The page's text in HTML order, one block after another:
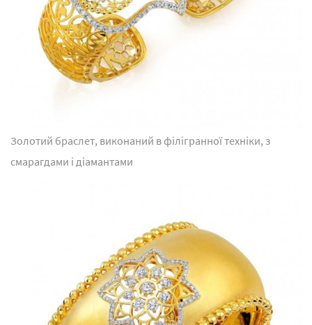
Золотий браслет, виконаний в філігранної техніки, з
смарагдами і діамантами